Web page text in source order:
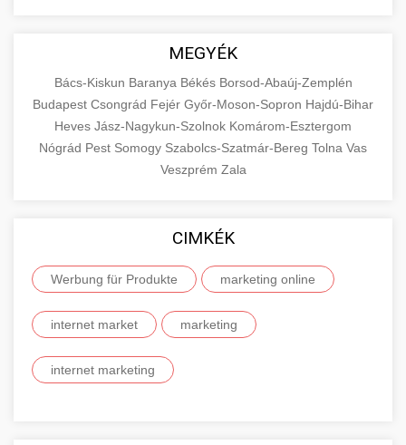
MEGYÉK
Bács-Kiskun Baranya Békés Borsod-Abaúj-Zemplén
Budapest Csongrád Fejér Győr-Moson-Sopron Hajdú-Bihar
Heves Jász-Nagykun-Szolnok Komárom-Esztergom
Nógrád Pest Somogy Szabolcs-Szatmár-Bereg Tolna Vas
Veszprém Zala
CIMKÉK
Werbung für Produkte marketing online
internet market marketing
internet marketing